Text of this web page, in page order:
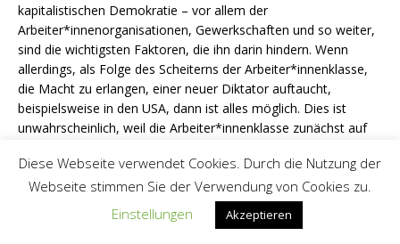
kapitalistischen Demokratie – vor allem der
Arbeiter*innenorganisationen, Gewerkschaften und so weiter,
sind die wichtigsten Faktoren, die ihn darin hindern. Wenn
allerdings, als Folge des Scheiterns der Arbeiter*innenklasse,
die Macht zu erlangen, einer neuer Diktator auftaucht,
beispielsweise in den USA, dann ist alles möglich. Dies ist
unwahrscheinlich, weil die Arbeiter*innenklasse zunächst auf
Veränderung der Gesellschaft zu gehen. Es würde also nicht
nur einen Rückschlag oder eine Niederlage erfordern, sondern
eine ganze Serie davon, bevor der Kapitalismus in der Lage
wäre, der Gesellschaft ein reaktionäres Regime
Diese Webseite verwendet Cookies. Durch die Nutzung der
Webseite stimmen Sie der Verwendung von Cookies zu.
Einstellungen
Akzeptieren